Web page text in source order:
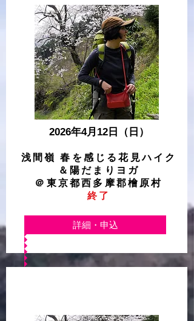
2026年4月 12日（日）
浅間嶺 ​春を感じる花見ハイク
＆陽だまりヨガ
＠東京都西多摩郡檜原村
終了
詳細・申込